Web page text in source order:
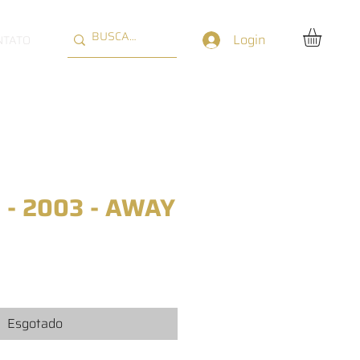
Login
- 2003 - AWAY
Esgotado